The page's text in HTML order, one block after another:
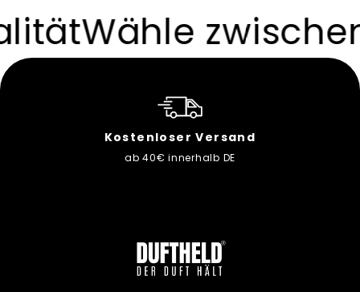
Wähle zwischen
Kostenloser Versand
ab 40€ innerhalb DE